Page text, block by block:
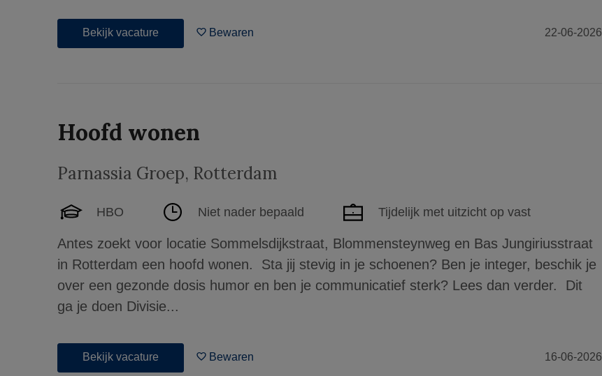
Bekijk vacature Bewaren 22-06-2026
Hoofd wonen
Parnassia Groep, Rotterdam
HBO Niet nader bepaald Tijdelijk met uitzicht op vast
Antes zoekt voor locatie Sommelsdijkstraat, Blommensteynweg en Bas Jungiriusstraat
in Rotterdam een hoofd wonen. Sta jij stevig in je schoenen? Ben je integer, beschik je
over een gezonde dosis humor en ben je communicatief sterk? Lees dan verder. Dit
ga je doen Divisie...
Bekijk vacature Bewaren 16-06-2026